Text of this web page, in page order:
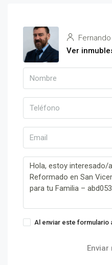
Ver
Al enviar este formulario
Enviar